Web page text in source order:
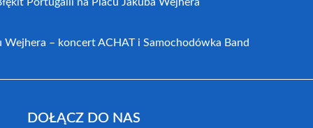
Wejhera – koncert ACHAT i Samochodówka Band
DOŁĄCZ DO NAS